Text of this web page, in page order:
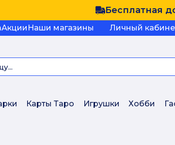
Бесплатная
Акции Наши магазины Личный
Карты Таро Игрушки Хобби